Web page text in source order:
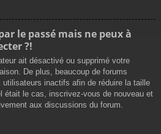
le passé mais ne peux à
?!
ait désactivé ou supprimé votre
De plus, beaucoup de forums
inactifs afin de réduire la taille
était le cas, inscrivez-vous de nouveau et
aux discussions du forum.